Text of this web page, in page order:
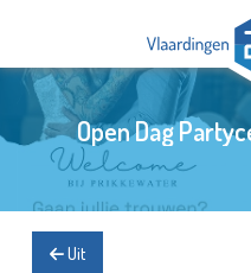
Open Dag
Uit